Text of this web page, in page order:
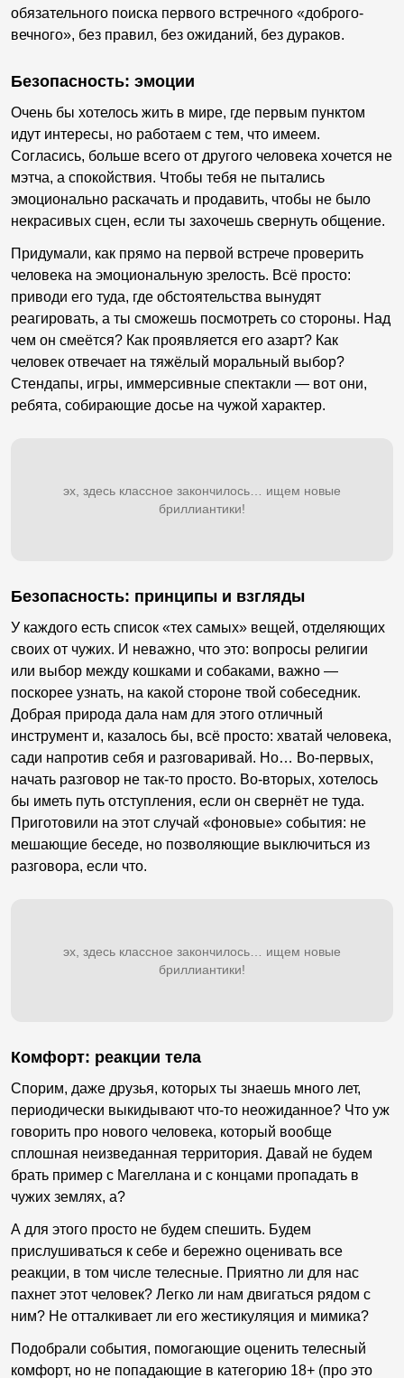
обязательного поиска первого встречного «доброго-
вечного», без правил, без ожиданий, без дураков.
Безопасность: эмоции
Очень бы хотелось жить в мире, где первым пунктом
идут интересы, но работаем с тем, что имеем.
Согласись, больше всего от другого человека хочется не
мэтча, а спокойствия. Чтобы тебя не пытались
эмоционально раскачать и продавить, чтобы не было
некрасивых сцен, если ты захочешь свернуть общение.
Придумали, как прямо на первой встрече проверить
человека на эмоциональную зрелость. Всё просто:
приводи его туда, где обстоятельства вынудят
реагировать, а ты сможешь посмотреть со стороны. Над
чем он смеётся? Как проявляется его азарт? Как
человек отвечает на тяжёлый моральный выбор?
Стендапы, игры, иммерсивные спектакли — вот они,
ребята, собирающие досье на чужой характер.
эх, здесь классное закончилось… ищем новые
бриллиантики!
Безопасность: принципы и взгляды
У каждого есть список «тех самых» вещей, отделяющих
своих от чужих. И неважно, что это: вопросы религии
или выбор между кошками и собаками, важно —
поскорее узнать, на какой стороне твой собеседник.
Добрая природа дала нам для этого отличный
инструмент и, казалось бы, всё просто: хватай человека,
сади напротив себя и разговаривай. Но… Во-первых,
начать разговор не так-то просто. Во-вторых, хотелось
бы иметь путь отступления, если он свернёт не туда.
Приготовили на этот случай «фоновые» события: не
мешающие беседе, но позволяющие выключиться из
разговора, если что.
эх, здесь классное закончилось… ищем новые
бриллиантики!
Комфорт: реакции тела
Спорим, даже друзья, которых ты знаешь много лет,
периодически выкидывают что-то неожиданное? Что уж
говорить про нового человека, который вообще
сплошная неизведанная территория. Давай не будем
брать пример с Магеллана и с концами пропадать в
чужих землях, а?
А для этого просто не будем спешить. Будем
прислушиваться к себе и бережно оценивать все
реакции, в том числе телесные. Приятно ли для нас
пахнет этот человек? Легко ли нам двигаться рядом с
ним? Не отталкивает ли его жестикуляция и мимика?
Подобрали события, помогающие оценить телесный
комфорт, но не попадающие в категорию 18+ (про это